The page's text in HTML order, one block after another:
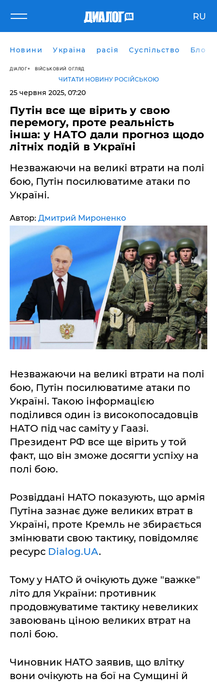
RU
Новини Україна расія Суспільство Блоги
ДІАЛОГ ВІЙСЬКОВИЙ ОГЛЯД
ЧИТАТИ НОВИНУ РОСІЙСЬКОЮ
25 червня 2025, 07:20
Путін все ще вірить у свою
перемогу, проте реальність
інша: у НАТО дали прогноз щодо
літніх подій в Україні
Незважаючи на великі втрати на полі
бою, Путін посилюватиме атаки по
Україні.
Автор: Дмитрий Мироненко
Незважаючи на великі втрати на полі
бою, Путін посилюватиме атаки по
Україні. Такою інформацією
поділився один із високопосадовців
НАТО під час саміту у Гаазі.
Президент РФ все ще вірить у той
факт, що він зможе досягти успіху на
полі бою.
Розвіддані НАТО показують, що армія
Путіна зазнає дуже великих втрат в
Україні, проте Кремль не збирається
змінювати свою тактику, повідомляє
ресурс Dialog.UA.
Тому у НАТО й очікують дуже "важке"
літо для України: противник
продовжуватиме тактику невеликих
завоювань ціною великих втрат на
полі бою.
Чиновник НАТО заявив, що влітку
вони очікують на бої на Сумщині й